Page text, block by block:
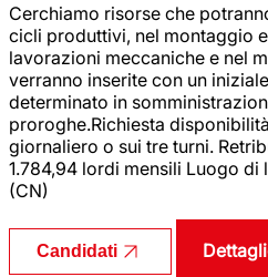
Cerchiamo risorse che
cicli produttivi, nel montaggio
lavorazioni meccaniche e nel
verranno inserite con un
determinato in
proroghe.Richiesta
giornaliero o sui tre turni.
1.784,94 lordi mensili Luogo
(CN)
Candidati